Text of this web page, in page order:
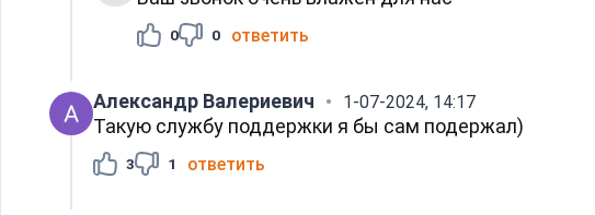
0 0 ответить
Александр Валериевич 1-07-2024, 14:17
Такую службу поддержки я бы сам подержал)
3 1 ответить